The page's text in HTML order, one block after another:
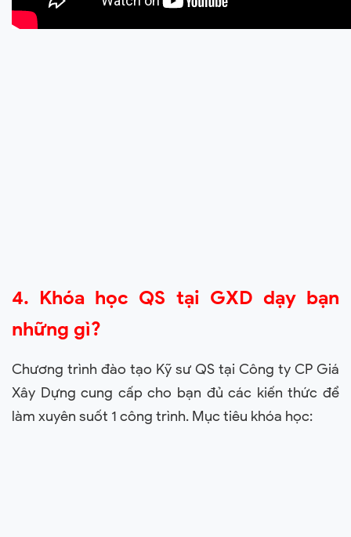
4. Khóa học QS tại GXD dạy bạn
những gì?
Chương trình đào tạo Kỹ sư QS tại Công ty CP Giá
Xây Dựng cung cấp cho bạn đủ các kiến thức để
làm xuyên suốt 1 công trình. Mục tiêu khóa học: